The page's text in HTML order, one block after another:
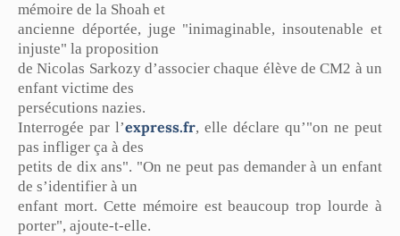
mémoire de la Shoah et
ancienne déportée, juge "inimaginable, insoutenable et
injuste" la proposition
de Nicolas Sarkozy d’associer chaque élève de CM2 à un
enfant victime des
persécutions nazies.
Interrogée par l’express.fr, elle déclare qu’"on ne peut
pas infliger ça à des
petits de dix ans". "On ne peut pas demander à un enfant
de s’identifier à un
enfant mort. Cette mémoire est beaucoup trop lourde à
porter", ajoute-t-elle.